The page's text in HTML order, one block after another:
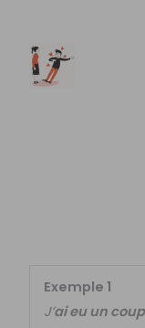
Exemple 1
J’ai eu un